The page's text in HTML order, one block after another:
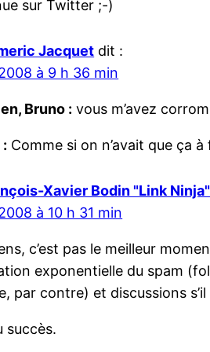
sur Twitter ;-)
Jacquet dit :
à 9 h 36 min
Bruno : vous m’avez
Comme si on n’avait que ça
Xavier Bodin "Link Ninja"
à 10 h 31 min
c’est pas le meilleur
exponentielle du spam
par contre) et discussions
succès.